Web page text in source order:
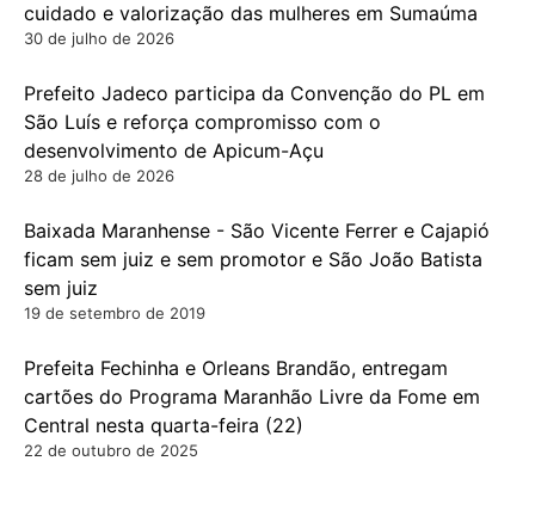
cuidado e valorização das mulheres em Sumaúma
30 de julho de 2026
Prefeito Jadeco participa da Convenção do PL em
São Luís e reforça compromisso com o
desenvolvimento de Apicum-Açu
28 de julho de 2026
Baixada Maranhense - São Vicente Ferrer e Cajapió
ficam sem juiz e sem promotor e São João Batista
sem juiz
19 de setembro de 2019
Prefeita Fechinha e Orleans Brandão, entregam
cartões do Programa Maranhão Livre da Fome em
Central nesta quarta-feira (22)
22 de outubro de 2025